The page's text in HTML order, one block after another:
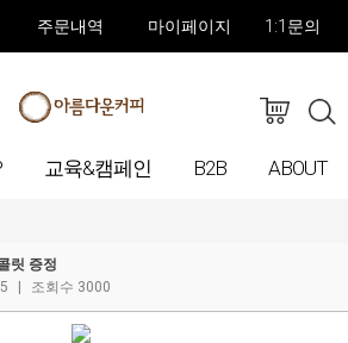
주문내역 마이페이지 1:1문의
교육&캠페인 B2B ABOUT
릿 증정
조회수 3000